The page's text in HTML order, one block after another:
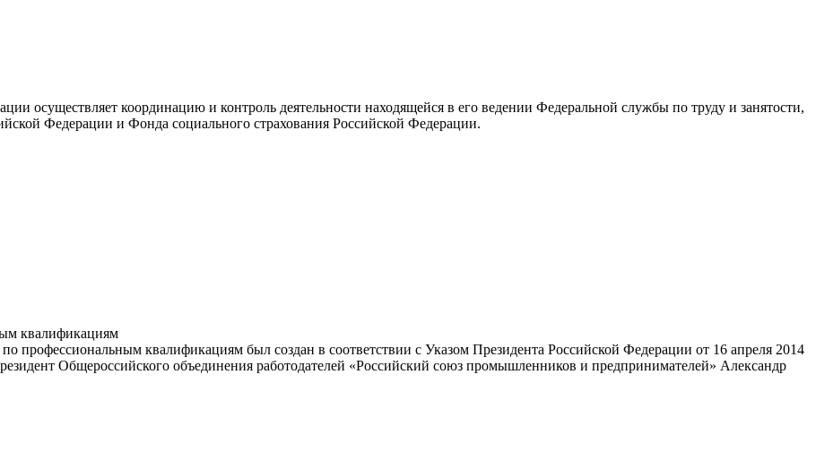
осуществляет координацию и контроль деятельности находящейся в его ведении Федеральной службы по труду и занятости,
Федерации и Фонда социального страхования Российской Федерации.
квалификациям
профессиональным квалификациям был создан в соответствии с Указом Президента Российской Федерации от 16 апреля 2014
Общероссийского объединения работодателей «Российский союз промышленников и предпринимателей» Александр